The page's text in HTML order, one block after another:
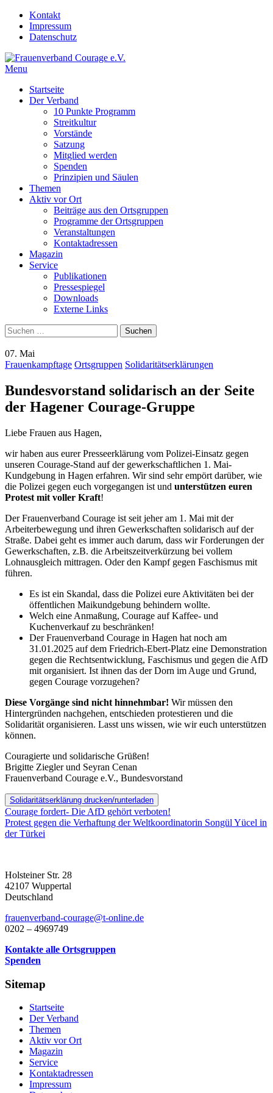
Skip
content
Kontakt
Impressum
Datenschutz
Menu
Startseite
Der Verband
10 Punkte Programm
Streitkultur
Vorstände
Satzung
Mitglied werden
Spenden
Prinzipien und Säulen
Themen
Aktiv vor Ort
Beiträge aus den Ortsgruppen
Programme der Ortsgruppen
Veranstaltungen
Kontaktadressen
Magazin
Service
Publikationen
Pressespiegel
Downloads
Externe Links
Suchen
nach:
07. Mai
Frauenkampftage Ortsgruppen Solidaritätserklärungen
Bundesvorstand solidarisch an der Seite
der Hagener Courage-Gruppe
Liebe Frauen aus Hagen,
wir haben aus eurer Presseerklärung vom Polizei-Einsatz gegen
unseren Courage-Stand auf der gewerkschaftlichen 1. Mai-
Kundgebung in Hagen erfahren. Wir sind sehr empört darüber, wie
die Polizei gegen euch vorgegangen ist und unterstützen euren
Protest mit voller Kraft!
Der Frauenverband Courage ist seit jeher am 1. Mai mit der
Arbeiterbewegung und ihren Gewerkschaften solidarisch auf der
Straße. Dabei geht es immer auch darum, dass wir Forderungen der
Gewerkschaften, z.B. die Arbeitszeitverkürzung bei vollem
Lohnausgleich mittragen. Oder den Kampf gegen Faschismus mit
führen.
Es ist ein Skandal, dass die Polizei eure Aktivitäten bei der
öffentlichen Maikundgebung behindern wollte.
Welch eine Anmaßung, Courage auf Kaffee- und
Kuchenverkauf zu beschränken!
Der Frauenverband Courage in Hagen hat noch am
31.01.2025 auf dem Friedrich-Ebert-Platz eine Demonstration
gegen die Rechtsentwicklung, Faschismus und gegen die AfD
mit organisiert. Ist ihnen das der Dorn im Auge und Grund,
gegen Courage vorzugehen?
Diese Vorgänge sind nicht hinnehmbar! Wir müssen den
Hintergründen nachgehen, entschieden protestieren und die
Solidarität organisieren. Lasst uns wissen, wie wir euch unterstützen
können.
Couragierte und solidarische Grüßen!
Brigitte Ziegler und Seyran Cenan
Frauenverband Courage e.V., Bundesvorstand
Solidaritätserklärung drucken/runterladen
Beitragsnavigation
Courage fordert- Die AfD gehört verboten!
Protest gegen die Verhaftung der Weltkoordinatorin Songül Yücel in
der Türkei
Holsteiner Str. 28
42107 Wuppertal
Deutschland
frauenverband-courage@t-online.de
0202 – 4969749
Kontakte alle Ortsgruppen
Spenden
Sitemap
Startseite
Der Verband
Themen
Aktiv vor Ort
Magazin
Service
Kontaktadressen
Impressum